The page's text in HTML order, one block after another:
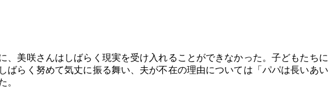
、美咲さんはしばらく現実を受け入れることができなかった。子どもたちに
ばらく努めて気丈に振る舞い、夫が不在の理由については「パパは長いあい
。